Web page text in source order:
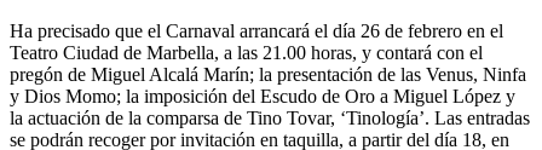
Ha precisado que el Carnaval arrancará el día 26 de febrero en el
Teatro Ciudad de Marbella, a las 21.00 horas, y contará con el
pregón de Miguel Alcalá Marín; la presentación de las Venus, Ninfa
y Dios Momo; la imposición del Escudo de Oro a Miguel López y
la actuación de la comparsa de Tino Tovar, ‘Tinología’. Las entradas
se podrán recoger por invitación en taquilla, a partir del día 18, en